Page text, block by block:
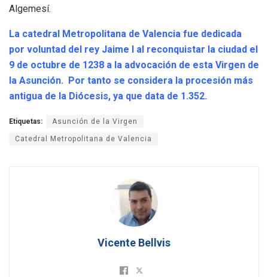
Algemesí.
La catedral Metropolitana de Valencia fue dedicada
por voluntad del rey Jaime I al reconquistar la ciudad el
9 de octubre de 1238 a la advocación de esta Virgen de
la Asunción. Por tanto se considera la procesión más
antigua de la Diócesis, ya que data de 1.352.
Etiquetas: Asunción de la Virgen
Catedral Metropolitana de Valencia
Vicente Bellvis